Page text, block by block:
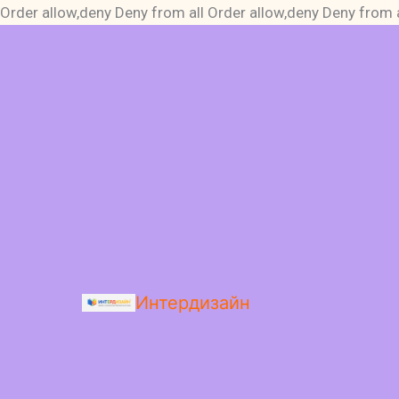
Order allow,deny Deny from all Order allow,deny Deny from
Интердизайн